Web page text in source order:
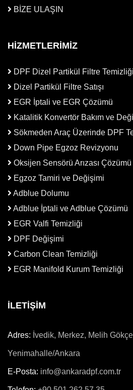
BİZE ULAŞIN
HİZMETLERİMİZ
DPF Dizel Partikül Filtre Temizliği
Dizel Partikül Filtre Satışı
EGR İptali ve EGR Çözümü
Katalitik Konvertör Bakım ve
Sökmeden Araç Üzerinde DPF
Down Pipe Egzoz Revizyonu
Oksijen Sensörü Arızası Çözümü
Egzoz Tamiri ve Değişimi
Adblue Dolumu
Adblue İptali ve Adblue Çözümü
EGR Valfi Temizliği
DPF Değişimi
Carbon Clean Temizliği
EGR Manifold Kurum Temizliği
İLETİŞİM
Adres: İvedik, Merkez, Melih
Yenimahalle/Ankara
E-Posta: info@ankaradpf.com.tr